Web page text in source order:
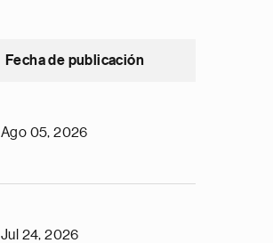
Fecha de publicación
Ago 05, 2026
Jul 24, 2026